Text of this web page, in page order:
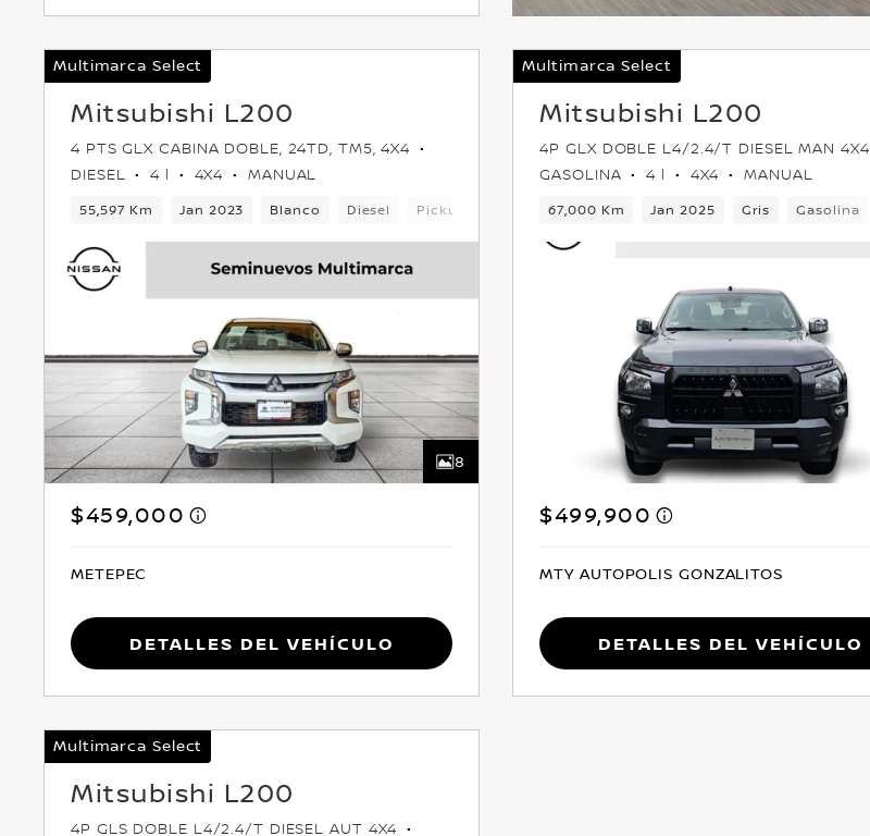
Multimarca Select
Mitsubishi L200
4 PTS GLX CABINA DOBLE, 24TD, TM5, 4X4
DIESEL
4 l 4X4 MANUAL
55,597 Km Jan 2023 Blanco Diesel Pickup
8
$459,000
METEPEC
Detalles del vehículo
Multimarca Select
Mitsubishi L200
4P GLX DOBLE L4/2.4/T DIESEL MAN 4X4
GASOLINA
4 l 4X4 MANUAL
67,000 Km Jan 2025 Gris Gasolina
$499,900
MTY AUTOPOLIS GONZALITOS
Detalles del vehículo
Multimarca Select
Mitsubishi L200
4P GLS DOBLE L4/2.4/T DIESEL AUT 4X4